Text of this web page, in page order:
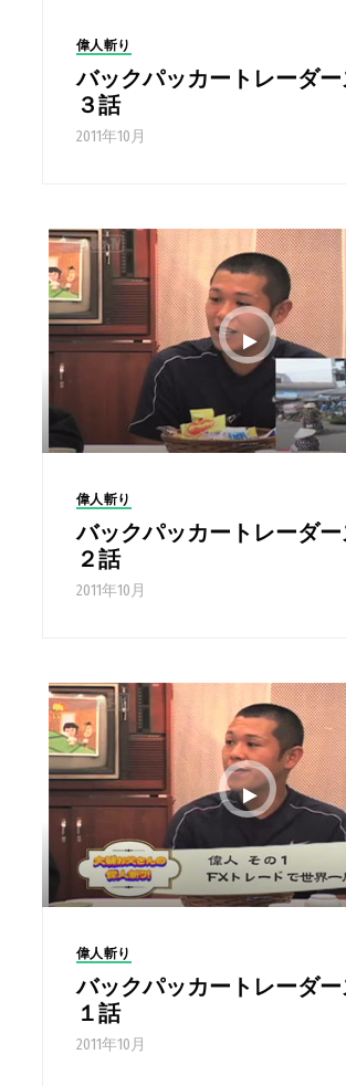
偉人斬り
バックパッカートレーダ
３話
2011年10月
偉人斬り
バックパッカートレーダ
２話
2011年10月
偉人斬り
バックパッカートレーダ
１話
2011年10月